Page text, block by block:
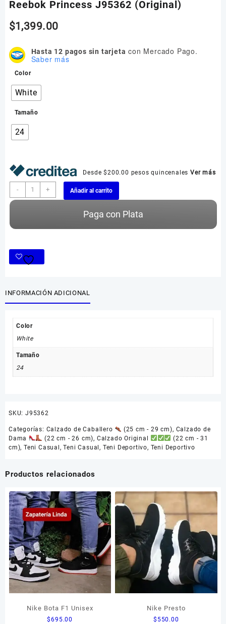
Reebok Princess J95362 (Original)
$1,399.00
Hasta 12 pagos sin tarjeta con Mercado Pago.
Saber más
Color
White
Tamaño
24
Desde $200.00 pesos quincenales Ver más
-
Reebok
Princess
cantidad
+ Añadir al carrito
Paga con Plata
INFORMACIÓN ADICIONAL
Color
White
Tamaño
24
SKU: J95362
Categorías: Calzado de Caballero (25 cm - 29 cm), Calzado de
Dama
(22 cm - 26 cm), Calzado Original
(22 cm - 31
cm),Teni Casual ,Teni Casual, Teni Deportivo, Teni Deportivo
Productos relacionados
Nike Bota F1 Unisex
$695.00
Nike Presto
$ 550.00